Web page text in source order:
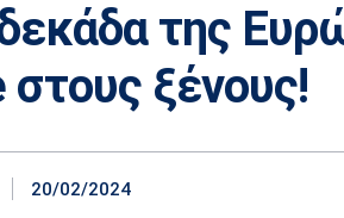
της
στους ξένους!
20/02/2024